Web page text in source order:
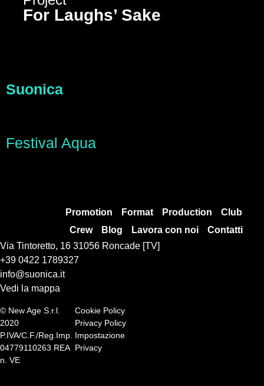
For Laughs’ Sake
Suonica
Festival Aqua
Promotion Format Production
Club
Crew
Blog Lavora con noi
Contatti
Via Tintoretto, 16 31056 Roncade [TV]
+39 0422 1789327
info@suonica.it
Vedi la mappa
© New Age S.r.l.
2020
P.IVA/C.F./Reg.Imp.
04779110263 REA
n. VE
Cookie Policy
Privacy Policy
Impostazione
Privacy